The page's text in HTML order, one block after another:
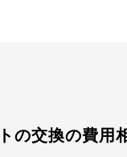
の交換の費用